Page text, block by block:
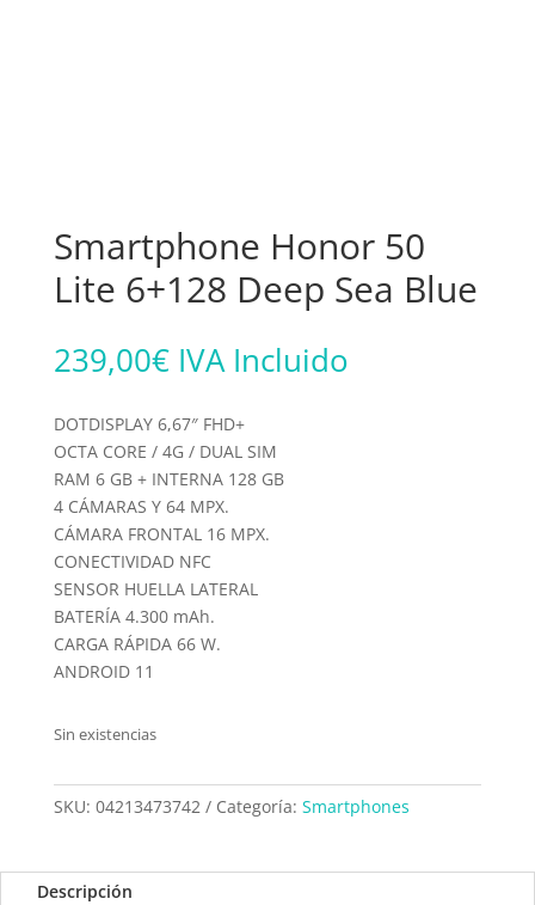
Smartphone Honor 50
Lite 6+128 Deep Sea Blue
239,00€ IVA Incluido
DOTDISPLAY 6,67″ FHD+
OCTA CORE / 4G / DUAL SIM
RAM 6 GB + INTERNA 128 GB
4 CÁMARAS Y 64 MPX.
CÁMARA FRONTAL 16 MPX.
CONECTIVIDAD NFC
SENSOR HUELLA LATERAL
BATERÍA 4.300 mAh.
CARGA RÁPIDA 66 W.
ANDROID 11
Sin existencias
SKU: 04213473742 Categoría: Smartphones
Descripción